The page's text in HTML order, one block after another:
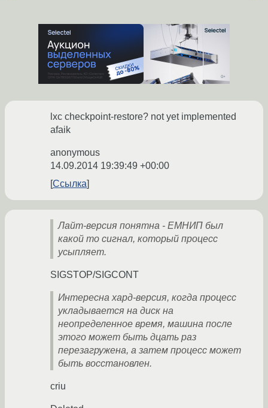
lxc checkpoint-restore? not yet implemented
afaik
anonymous
14.09.2014 19:39:49 +00:00
Ссылка
Лайт-версия понятна - ЕМНИП был
какой то сигнал, который процесс
усыпляет.
SIGSTOP/SIGCONT
Интересна хард-версия, когда процесс
укладывается на диск на
неопределенное время, машина после
этого может быть дцать раз
перезагружена, а затем процесс может
быть восстановлен.
criu